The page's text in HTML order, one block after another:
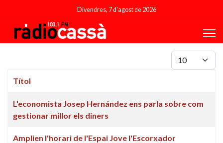
Divendres, 7 d'agost de 2026
Mostrar #
Títol
L'economista Josep Hernández ens parla sobre com
gestionar millor els diners
Amplien l'horari de l'Espai Jove l'Escorxador